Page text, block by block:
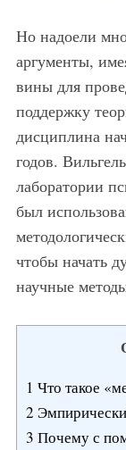
Но надоели
аргументы,
вины для
поддержку
дисциплина
годов.
лаборатории
был
чтобы начать
научные
1 Что такое
2
3 Почему с